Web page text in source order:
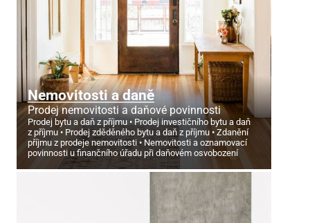
Nemovitosti a daně
Prodej nemovitosti a daňové povinnosti
Prodej bytu a daň z příjmu
Prodej investičního bytu a daň
z příjmu
Prodej zděděného bytu a daň z příjmu
Zdanění
příjmu z prodeje nemovitosti
Nemovitosti a oznamovací
povinnosti u finančního úřadu při daňovém osvobození